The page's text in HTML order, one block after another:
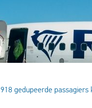
918 gedupeerde